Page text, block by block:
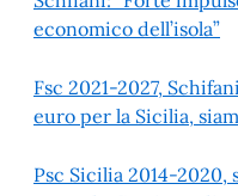
economico dell’isola”
Fsc 2021-2027,
euro per la Sicilia,
Psc Sicilia 2014-2020,